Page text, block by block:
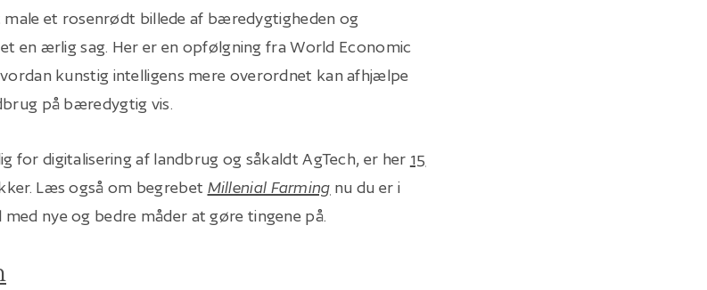
et rosenrødt billede af bæredygtigheden og
en ærlig sag. Her er en opfølgning fra World Economic
kunstig intelligens mere overordnet kan afhjælpe
på bæredygtig vis.
for digitalisering af landbrug og såkaldt AgTech, er her 15
Læs også om begrebet Millenial Farming nu du er i
nye og bedre måder at gøre tingene på.